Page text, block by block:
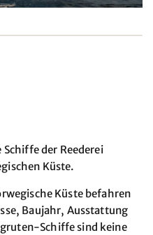
Schiffe der Reederei
Küste.
Küste befahren
Baujahr, Ausstattung
Schiffe sind keine